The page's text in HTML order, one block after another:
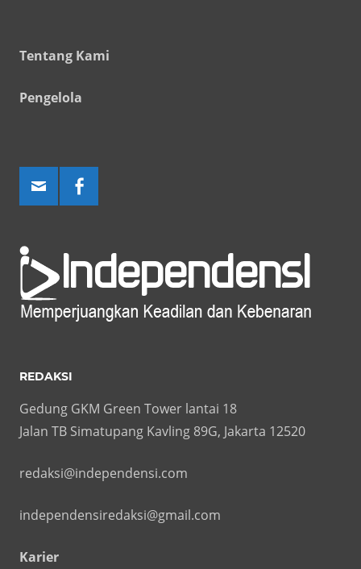
Tentang Kami
Pengelola
REDAKSI
Gedung GKM Green Tower lantai 18
Jalan TB Simatupang Kavling 89G, Jakarta 12520
redaksi@independensi.com
independensiredaksi@gmail.com
Karier